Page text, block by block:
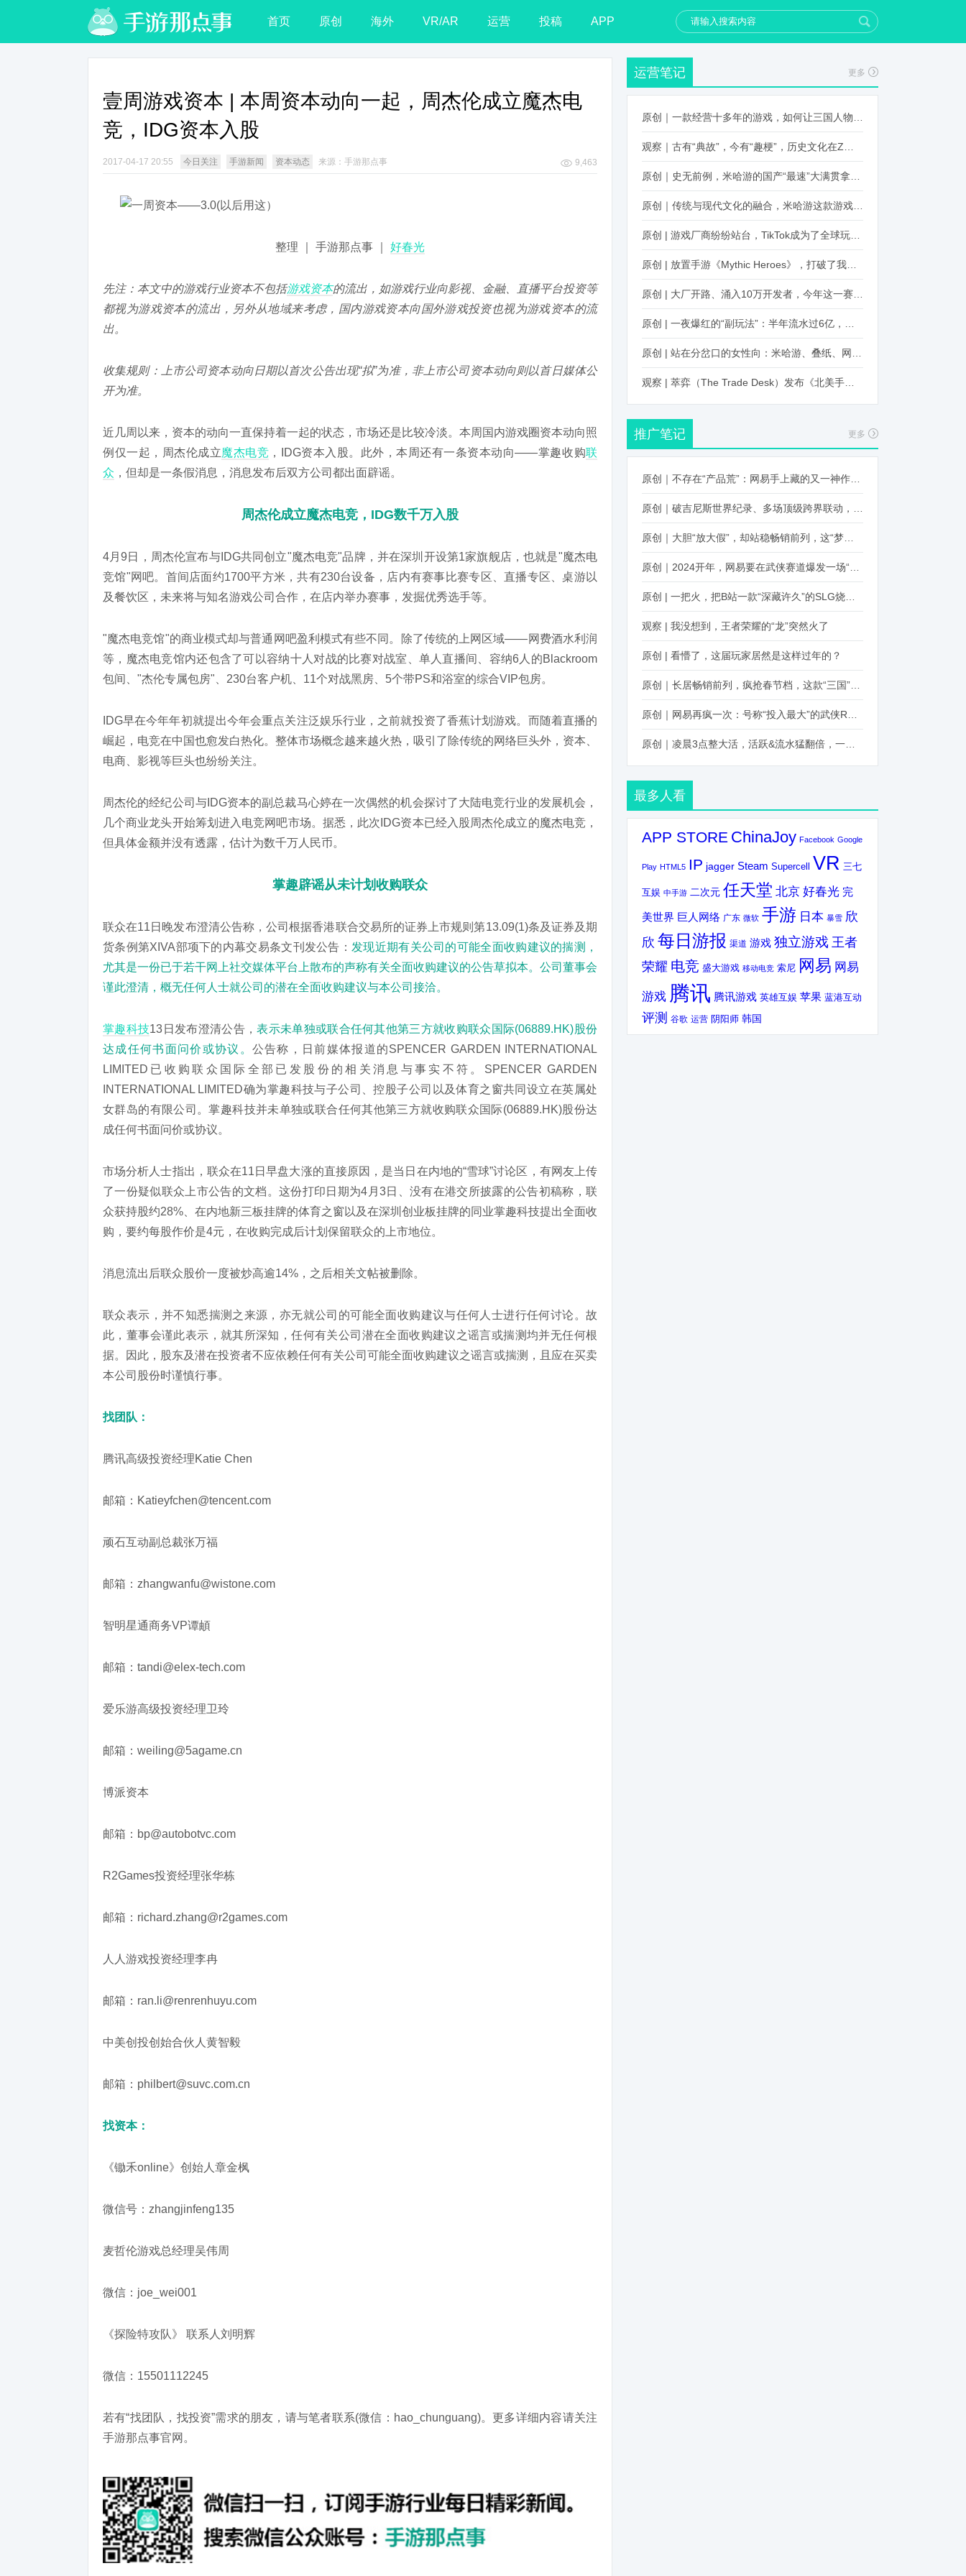
首页 原创 海外 VR/AR 运营 投稿 APP
壹周游戏资本 | 本周资本动向一起，周杰伦成立魔杰电
竞，IDG资本入股
2017-04-17 20:55 今日关注 手游新闻 资本动态 来源：手游那点事 9,463
整理 ｜ 手游那点事 ｜ 好春光
先注：本文中的游戏行业资本不包括游戏资本的流出，如游戏行业向影视、金融、直播平台投资等
都视为游戏资本的流出，另外从地域来考虑，国内游戏资本向国外游戏投资也视为游戏资本的流
出。
收集规则：上市公司资本动向日期以首次公告出现“拟”为准，非上市公司资本动向则以首日媒体公
开为准。
近几周以来，资本的动向一直保持着一起的状态，市场还是比较冷淡。本周国内游戏圈资本动向照
例仅一起，周杰伦成立魔杰电竞 ，IDG资本入股。此外，本周还有一条资本动向——掌趣收购联
众 ，但却是一条假消息，消息发布后双方公司都出面辟谣。
周杰伦成立魔杰电竞，IDG数千万入股
4月9日，周杰伦宣布与IDG共同创立"魔杰电竞"品牌，并在深圳开设第1家旗舰店，也就是"魔杰电
竞馆"网吧。首间店面约1700平方米，共有230台设备，店内有赛事比赛专区、直播专区、桌游以
及餐饮区，未来将与知名游戏公司合作，在店内举办赛事，发掘优秀选手等。
"魔杰电竞馆"的商业模式却与普通网吧盈利模式有些不同。除了传统的上网区域——网费酒水利润
等，魔杰电竞馆内还包含了可以容纳十人对战的比赛对战室、单人直播间、容纳6人的Blackroom
包间、"杰伦专属包房"、230台客户机、11个对战黑房、5个带PS和浴室的综合VIP包房。
IDG早在今年年初就提出今年会重点关注泛娱乐行业，之前就投资了香蕉计划游戏。而随着直播的
崛起，电竞在中国也愈发白热化。整体市场概念越来越火热，吸引了除传统的网络巨头外，资本、
电商、影视等巨头也纷纷关注。
周杰伦的经纪公司与IDG资本的副总裁马心婷在一次偶然的机会探讨了大陆电竞行业的发展机会，
几个商业龙头开始筹划进入电竞网吧市场。据悉，此次IDG资本已经入股周杰伦成立的魔杰电竞，
但具体金额并没有透露，估计为数千万人民币。
掌趣辟谣从未计划收购联众
联众在11日晚发布澄清公告称，公司根据香港联合交易所的证券上市规则第13.09(1)条及证券及期
货条例第XIVA部项下的内幕交易条文刊发公告： 发现近期有关公司的可能全面收购建议的揣测，
尤其是一份已于若干网上社交媒体平台上散布的声称有关全面收购建议的公告草拟本。公司董事会
谨此澄清，概无任何人士就公司的潜在全面收购建议与本公司接洽。
掌趣科技13日发布澄清公告，表示未单独或联合任何其他第三方就收购联众国际(06889.HK)股份
达成任何书面问价或协议。 公告称，日前媒体报道的SPENCER GARDEN INTERNATIONAL
LIMITED已收购联众国际全部已发股份的相关消息与事实不符。SPENCER GARDEN
INTERNATIONAL LIMITED确为掌趣科技与子公司、控股子公司以及体育之窗共同设立在英属处
女群岛的有限公司。掌趣科技并未单独或联合任何其他第三方就收购联众国际(06889.HK)股份达
成任何书面问价或协议。
市场分析人士指出，联众在11日早盘大涨的直接原因，是当日在内地的“雪球”讨论区，有网友上传
了一份疑似联众上市公告的文档。这份打印日期为4月3日、没有在港交所披露的公告初稿称，联
众获持股约28%、在内地新三板挂牌的体育之窗以及在深圳创业板挂牌的同业掌趣科技提出全面收
购，要约每股作价是4元，在收购完成后计划保留联众的上市地位。
消息流出后联众股价一度被炒高逾14%，之后相关文帖被删除。
联众表示，并不知悉揣测之来源，亦无就公司的可能全面收购建议与任何人士进行任何讨论。故
此，董事会谨此表示，就其所深知，任何有关公司潜在全面收购建议之谣言或揣测均并无任何根
据。因此，股东及潜在投资者不应依赖任何有关公司可能全面收购建议之谣言或揣测，且应在买卖
本公司股份时谨慎行事。
找团队：
腾讯高级投资经理Katie Chen
邮箱：Katieyfchen@tencent.com
顽石互动副总裁张万福
邮箱：zhangwanfu@wistone.com
智明星通商务VP谭頔
邮箱：tandi@elex-tech.com
爱乐游高级投资经理卫玲
邮箱：weiling@5agame.cn
博派资本
邮箱：bp@autobotvc.com
R2Games投资经理张华栋
邮箱：richard.zhang@r2games.com
人人游戏投资经理李冉
邮箱：ran.li@renrenhuyu.com
中美创投创始合伙人黄智毅
邮箱：philbert@suvc.com.cn
找资本：
《锄禾online》创始人章金枫
微信号：zhangjinfeng135
麦哲伦游戏总经理吴伟周
微信：joe_wei001
《探险特攻队》 联系人刘明辉
微信：15501112245
若有“找团队，找投资”需求的朋友，请与笔者联系(微信：hao_chunguang)。更多详细内容请关注
手游那点事官网。
运营笔记 更多
推广笔记 更多
观察 | 我没想到，王者荣耀的“龙”突然火了
原创 | 看懵了，这届玩家居然是这样过年的？
最多人看
APP STORE ChinaJoy Facebook Google
Play HTML5 IP jagger Steam Supercell VR 三七
互娱 中手游 二次元 任天堂 北京 好春光 完
美世界 巨人网络 广东 微软 手游 日本 暴雪 欣
欣 每日游报 渠道 游戏 独立游戏 王者
荣耀 电竞 盛大游戏 移动电竞 索尼 网易 网易
游戏 腾讯 腾讯游戏 英雄互娱 苹果 蓝港互动
评测 谷歌 运营 阴阳师 韩国